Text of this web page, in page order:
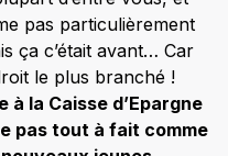
pas particulièrement
ça c’était avant… Car
le plus branché !
à la Caisse d’Epargne
pas tout à fait comme